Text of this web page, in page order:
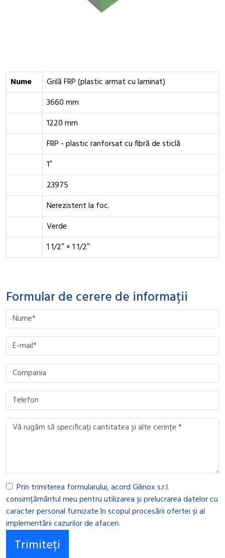
Nume
Grilă FRP (plastic armat cu laminat)
3660 mm
1220 mm
FRP - plastic ranforsat cu fibră de sticlă
1″
23975
Nerezistent la foc.
Verde
1 1/2″ × 1 1/2″
Formular de cerere de informații
Please leave this field empty.
Please leave this field empty.
Please leave this field empty.
Please leave this field empty.
Prin trimiterea formularului, acord Gilinox s.r.l.
consimțământul meu pentru utilizarea și prelucrarea datelor cu
caracter personal furnizate în scopul procesării ofertei și al
implementării cazurilor de afaceri.